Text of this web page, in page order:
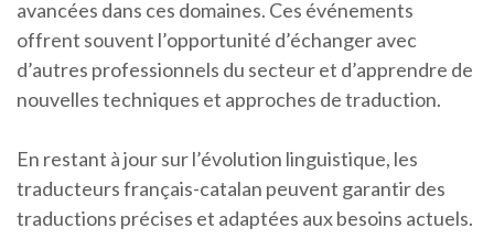
avancées dans ces domaines. Ces événements
offrent souvent l’opportunité d’échanger avec
d’autres professionnels du secteur et d’apprendre de
nouvelles techniques et approches de traduction.
En restant à jour sur l’évolution linguistique, les
traducteurs français-catalan peuvent garantir des
traductions précises et adaptées aux besoins actuels.